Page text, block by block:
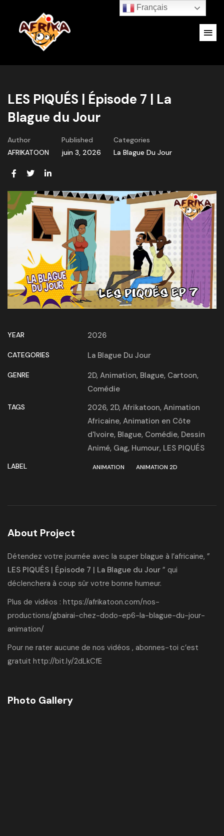
LES PIQUÉS | Épisode 7 | La
Blague du Jour
Author
AFRIKATOON
Published
juin 3, 2026
Categories
La Blague Du Jour
YEAR 2026
CATEGORIES La Blague Du Jour
GENRE 2D, Animation, Blague, Cartoon,
Comédie
TAGS 2026, 2D, Afrikatoon, Animation
Africaine, Animation en Côte
d'Ivoire, Blague, Comédie, Dessin
Animé, Gag, Humour, LES PIQUÉS
LABEL ANIMATION ANIMATION 2D
About Project
Détendez votre journée avec la super blague à l’africaine, ”
LES PIQUÉS | Épisode 7 | La Blague du Jour ” qui
déclenchera à coup sûr votre bonne humeur.
Plus de vidéos : https://afrikatoon.com/nos-
productions/gbairai-chez-dodo-ep6-la-blague-du-jour-
animation/
Pour ne rater aucune de nos vidéos , abonnes-toi c’est
gratuit http://bit.ly/2dLkCfE
Photo Gallery
Français